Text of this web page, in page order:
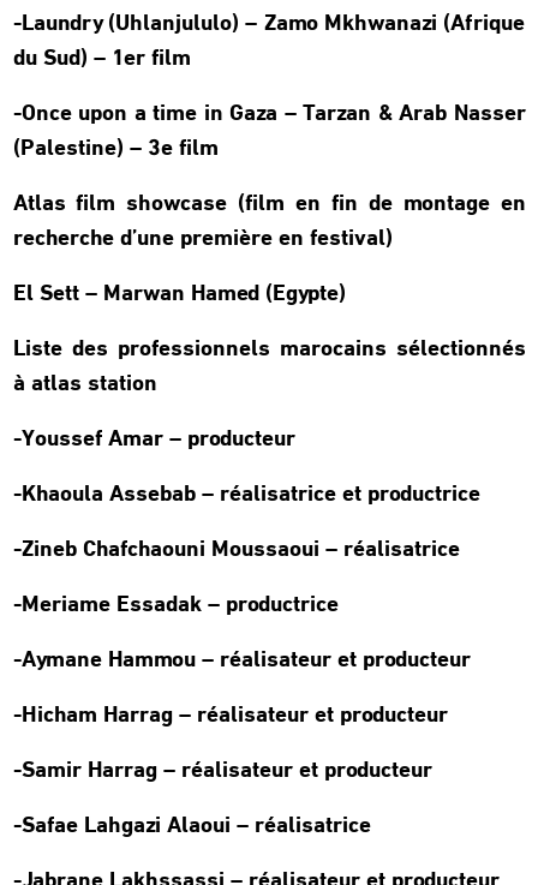
-Laundry (Uhlanjululo) – Zamo Mkhwanazi (Afrique
du Sud) – 1er film
-Once upon a time in Gaza – Tarzan & Arab Nasser
(Palestine) – 3e film
Atlas film showcase (film en fin de montage en
recherche d’une première en festival)
El Sett – Marwan Hamed (Egypte)
Liste des professionnels marocains sélectionnés
à atlas station
-Youssef Amar – producteur
-Khaoula Assebab – réalisatrice et productrice
-Zineb Chafchaouni Moussaoui – réalisatrice
-Meriame Essadak – productrice
-Aymane Hammou – réalisateur et producteur
-Hicham Harrag – réalisateur et producteur
-Samir Harrag – réalisateur et producteur
-Safae Lahgazi Alaoui – réalisatrice